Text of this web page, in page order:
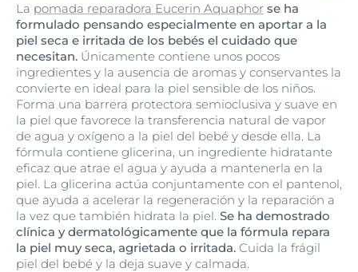
La pomada reparadora Eucerin Aquaphor se ha
formulado pensando especialmente en aportar a la
piel seca e irritada de los bebés el cuidado que
necesitan. Únicamente contiene unos pocos
ingredientes y la ausencia de aromas y conservantes la
convierte en ideal para la piel sensible de los niños.
Forma una barrera protectora semioclusiva y suave en
la piel que favorece la transferencia natural de vapor
de agua y oxígeno a la piel del bebé y desde ella. La
fórmula contiene glicerina, un ingrediente hidratante
eficaz que atrae el agua y ayuda a mantenerla en la
piel. La glicerina actúa conjuntamente con el pantenol,
que ayuda a acelerar la regeneración y la reparación a
la vez que también hidrata la piel. Se ha demostrado
clínica y dermatológicamente que la fórmula repara
la piel muy seca, agrietada o irritada. Cuida la frágil
piel del bebé y la deja suave y calmada.